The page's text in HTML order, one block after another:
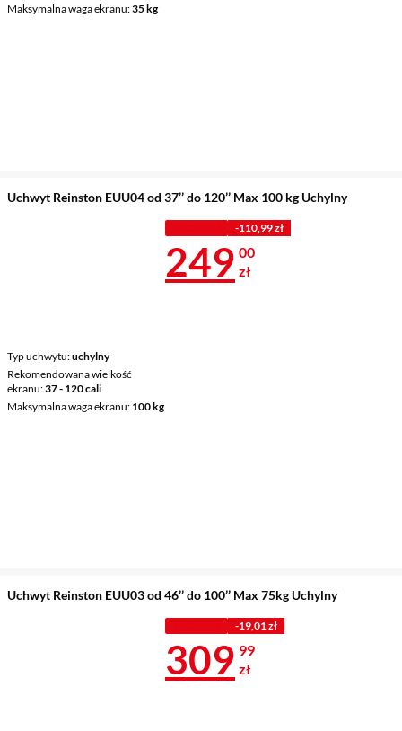
Maksymalna waga ekranu 35 kg
Uchwyt Reinston EUU04 od 37’’ do 120’’ Max 100 kg Uchylny
Typ uchwytu uchylny
Rekomendowana wielkość
ekranu 37 - 120 cali
Maksymalna waga ekranu 100 kg
-110,99 zł
Cena 249 zł
249 00
zł
Uchwyt Reinston EUU03 od 46’’ do 100’’ Max 75kg Uchylny
-19,01 zł
Cena 309,99
309 99
zł